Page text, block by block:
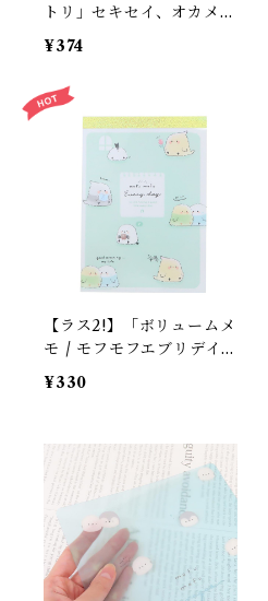
トリ」セキセイ、オカメ /
折って使う大きめ付箋 / 3
0枚 / エヌビー社＊上品パ
ープル
¥374
【ラス2!】「ボリュームメ
モ / モフモフエブリデイ /
小鳥」たっぷりメモ帳 /
シマエナガ・セキセイ・オ
6柄120枚＊パステルグリ
ーンにキラキライエローの
縁【生産終了・残り僅
¥330